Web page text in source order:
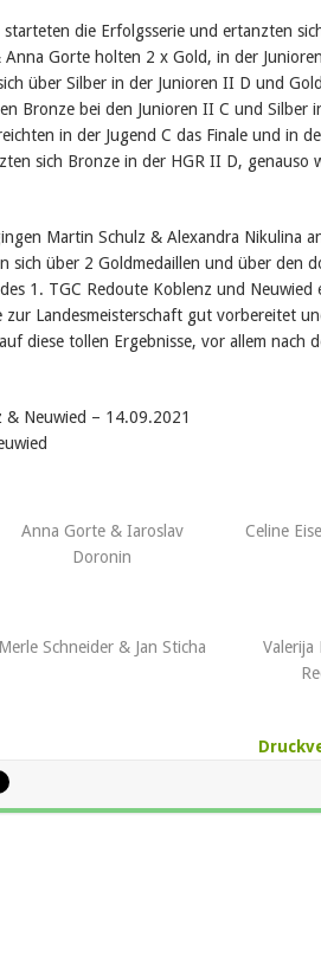
starteten die Erfolgsserie und ertanzten
Gorte holten 2 x Gold, in der
über Silber in der Junioren II D und
Bronze bei den Junioren II C und Silber
in der Jugend C das Finale und in
sich Bronze in der HGR II D, genauso
Martin Schulz & Alexandra Nikulina
sich über 2 Goldmedaillen und über den
1. TGC Redoute Koblenz und Neuwied
Landesmeisterschaft gut vorbereitet
diese tollen Ergebnisse, vor allem nach
& Neuwied – 14.09.2021
Anna Gorte & Iaroslav
Doronin
Celine
Merle Schneider & Jan Sticha
Valerija